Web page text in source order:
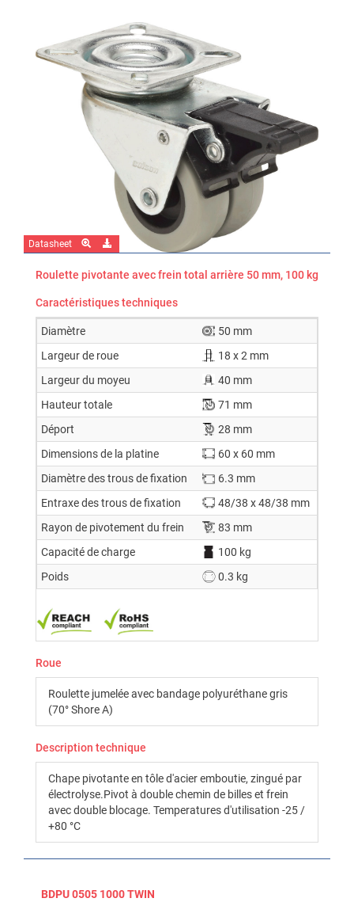
Datasheet
Roulette pivotante avec frein total arrière 50 mm, 100 kg
Caractéristiques techniques
Diamètre
50 mm
Largeur de roue
18 x 2 mm
Largeur du moyeu
40 mm
Hauteur totale
71 mm
Déport
28 mm
Dimensions de la platine
60 x 60 mm
Diamètre des trous de fixation
6.3 mm
Entraxe des trous de fixation
48/38 x 48/38 mm
Rayon de pivotement du frein
83 mm
Capacité de charge
100 kg
Poids
0.3 kg
Roue
Roulette jumelée avec bandage polyuréthane gris
(70° Shore A)
Description technique
Chape pivotante en tôle d'acier emboutie, zingué par
électrolyse.Pivot à double chemin de billes et frein
avec double blocage. Temperatures d'utilisation -25 /
+80 °C
BDPU 0505 1000 TWIN